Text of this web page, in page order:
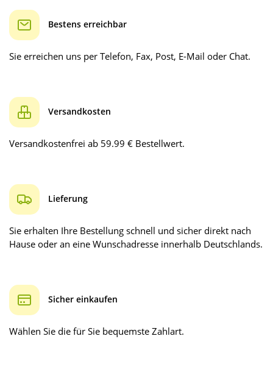
Bestens erreichbar
Sie erreichen uns per Telefon, Fax, Post, E-Mail oder Chat.
Versandkosten
Versandkostenfrei ab 59.99 € Bestellwert.
Lieferung
Sie erhalten Ihre Bestellung schnell und sicher direkt nach
Hause oder an eine Wunschadresse innerhalb Deutschlands.
Sicher einkaufen
Wählen Sie die für Sie bequemste Zahlart.